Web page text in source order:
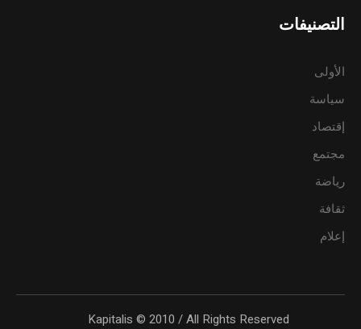
التصنيفات
الأولى
سياسة
إقتصاد
مجتمع
رياضة
ثقافة
إعلام
Kapitalis © 2010 / All Rights Reserved